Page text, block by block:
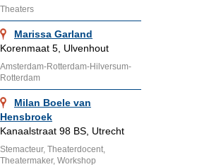
Theaters
Marissa Garland
Korenmaat 5, Ulvenhout
Amsterdam-Rotterdam-Hilversum-
Rotterdam
Milan Boele van
Hensbroek
Kanaalstraat 98 BS, Utrecht
Stemacteur, Theaterdocent,
Theatermaker, Workshop